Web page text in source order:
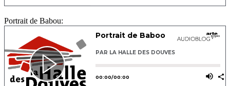
Portrait de Babou: